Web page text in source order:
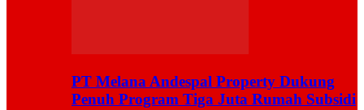
PT Melana Andespal Property Dukung
Penuh Program Tiga Juta Rumah Subsidi